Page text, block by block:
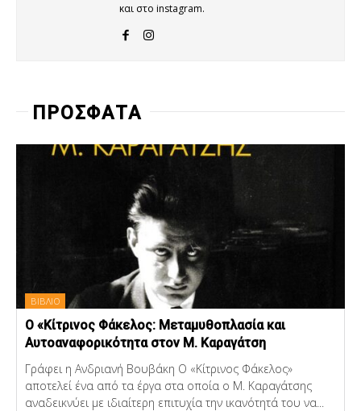
και στο instagram.
ΠΡΟΣΦΑΤΑ
ΒΙΒΛΙΟ
Ο «Κίτρινος Φάκελος: Μεταμυθοπλασία και
Αυτοαναφορικότητα στον Μ. Καραγάτση
Γράφει η Ανδριανή Βουβάκη Ο «Κίτρινος Φάκελος»
αποτελεί ένα από τα έργα στα οποία ο Μ. Καραγάτσης
αναδεικνύει με ιδιαίτερη επιτυχία την ικανότητά του να...